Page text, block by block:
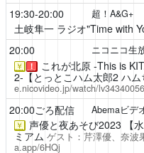
19:30-20:00 超！A&G+
土岐隼一 ラジオ"Time with
20:00 ニコニコ生
￥ ！ これが北原 -This is
2-【とっとこハム太郎2 ハ
e.nicovideo.jp/watch/
20:00ごろ配信 Abemaビデ
￥ 声優と夜あそび2023 【
ミアム ゲスト： 芹澤優、奈波
a.app/6HQj